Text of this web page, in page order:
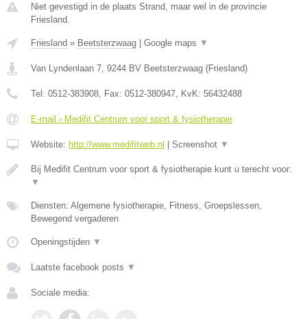
Niet gevestigd in de plaats Strand, maar wel in de provincie
Friesland.
Friesland » Beetsterzwaag Google maps ▼
Van Lyndenlaan 7 9244 BV Beetsterzwaag (Friesland)
Tel: 0512-383908 , Fax: 0512-380947 , KvK: 56432488
E-mail › Medifit Centrum voor sport & fysiotherapie
Website: http://www.medifitweb.nl Screenshot ▼
Bij Medifit Centrum voor sport & fysiotherapie kunt u terecht voor:
▼
Diensten: Algemene fysiotherapie, Fitness, Groepslessen,
Bewegend vergaderen
Openingstijden ▼
Laatste facebook posts ▼
Sociale media: